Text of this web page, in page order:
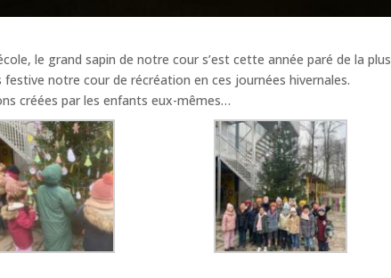
le grand sapin de notre cour s’est cette année paré de la plus
notre cour de récréation en ces journées hivernales.
créées par les enfants eux-mêmes…